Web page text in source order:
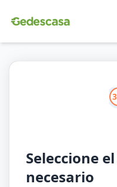
Seleccione
necesario